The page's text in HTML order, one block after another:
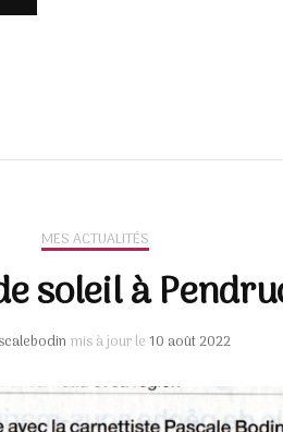
MES ACTUALITÉS
soleil à
mis à jour le10 août 2022